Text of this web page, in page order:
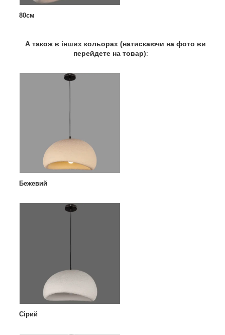
80см
А також в інших кольорах (натискаючи на фото ви
перейдете на товар):
Бежевий
Сірий